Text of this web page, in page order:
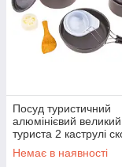
Посуд туристичний
алюмінієвий
туриста 2 каструлі
з кришками
Немає в наявності